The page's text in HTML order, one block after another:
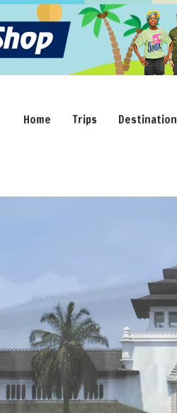
Home Trips Destination